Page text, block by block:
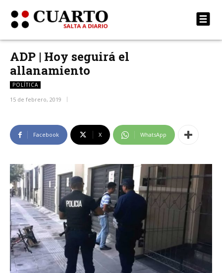
ADP | Hoy seguirá el
allanamiento
POLÍTICA
15 de febrero, 2019
Facebook X WhatsApp